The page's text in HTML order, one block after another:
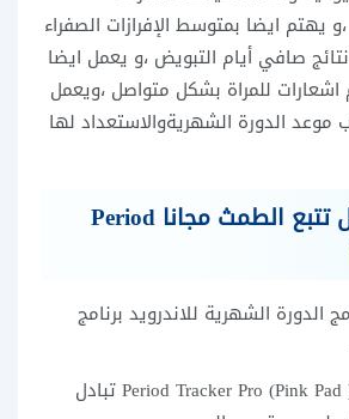
يهتم ايضا بمتوسط الإفرازات الصفراء
صافي أيام التبويض ،و يعمل ايضا
اشعارات للمراة بشكل متواصل ،ويعمل
موعد الدورة الشهريةوالاستعداد لها
مميزات تحميل تتبع الطمث مجانا Period
الدورة الشهرية للاندرويد برنامج
2- يمكنك تطبيق ( Period Tracker Pro (Pink Pad تبادل